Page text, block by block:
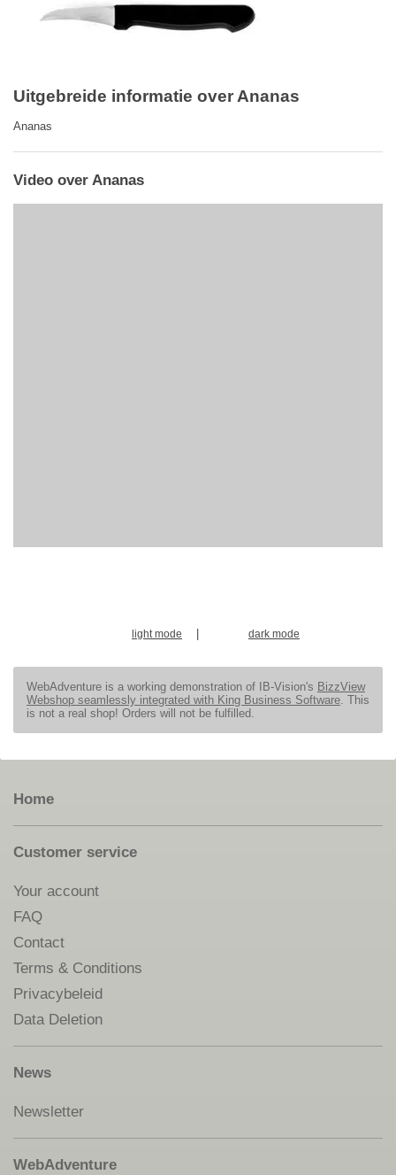
Uitgebreide informatie over Ananas
Ananas
Video over Ananas
light mode dark mode
WebAdventure is a working demonstration of IB-Vision's BizzView
Webshop seamlessly integrated with King Business Software. This
is not a real shop! Orders will not be fulfilled.
Home
Customer service
Your account
FAQ
Contact
Terms & Conditions
Privacybeleid
Data Deletion
News
Newsletter
WebAdventure